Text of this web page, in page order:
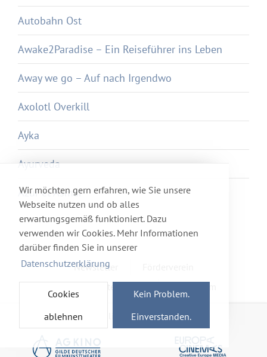
Wir möchten gern erfahren, wie Sie unsere
Webseite nutzen und ob alles
erwartungsgemäß funktioniert. Dazu
verwenden wir Cookies. Mehr Informationen
darüber finden Sie in unserer
Datenschutzerklärung
Cookies
ablehnen
Kein Problem.
Einverstanden.
Autobahn Ost
Awake2Paradise – Ein Reiseführer ins Leben
Away we go – Auf nach Irgendwo
Axolotl Overkill
Ayka
Ayurveda
Azur et Asmar
Newsletter
Mitglied im Netzwerk